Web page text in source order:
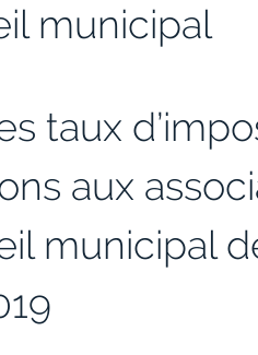
municipal
taux
aux
municipal